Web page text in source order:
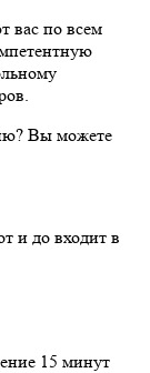
вас по всем
Вы можете
и до входит в
15 минут